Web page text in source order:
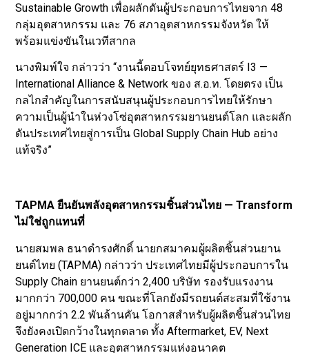
Sustainable Growth เพื่อผลักดันผู้ประกอบการไทยจาก 48
กลุ่มอุตสาหกรรม และ 76 สภาอุตสาหกรรมจังหวัด ให้
พร้อมแข่งขันในเวทีสากล
นางพิมพ์ใจ กล่าวว่า “งานนี้ตอบโจทย์ยุทธศาสตร์ I3 —
International Alliance & Network ของ ส.อ.ท. โดยตรง เป็น
กลไกสำคัญในการสนับสนุนผู้ประกอบการไทยให้รักษา
ความเป็นผู้นำในห่วงโซ่อุตสาหกรรมยานยนต์โลก และผลัก
ดันประเทศไทยสู่การเป็น Global Supply Chain Hub อย่าง
แท้จริง”
TAPMA ยืนยันพลังอุตสาหกรรมชิ้นส่วนไทย — Transform
ไม่ใช่ถูกแทนที่
นายสมพล ธนาดำรงศักดิ์ นายกสมาคมผู้ผลิตชิ้นส่วนยาน
ยนต์ไทย (TAPMA) กล่าวว่า ประเทศไทยมีผู้ประกอบการใน
Supply Chain ยานยนต์กว่า 2,400 บริษัท รองรับแรงงาน
มากกว่า 700,000 คน ขณะที่โลกยังมีรถยนต์สะสมที่ใช้งาน
อยู่มากกว่า 2.2 พันล้านคัน โอกาสสำหรับผู้ผลิตชิ้นส่วนไทย
จึงยังคงเปิดกว้างในทุกตลาด ทั้ง Aftermarket, EV, Next
Generation ICE และอุตสาหกรรมแห่งอนาคต